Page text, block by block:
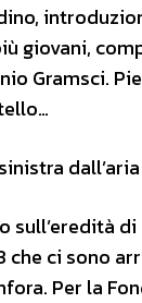
giovani,
Gramsci.
ci sono
Per la